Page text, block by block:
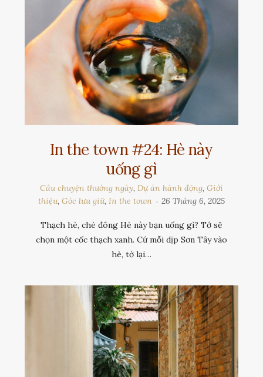
In the town #24: Hè này
uống gì
Câu chuyện thường ngày, Dự án hành động, Giới
thiệu,Góc lưu giữ,In the town 26 Tháng 6, 2025
Thạch hè, chè đông Hè này bạn uống gì? Tớ sẽ
chọn một cốc thạch xanh. Cứ mỗi dịp Sơn Tây vào
hè, tớ lại…